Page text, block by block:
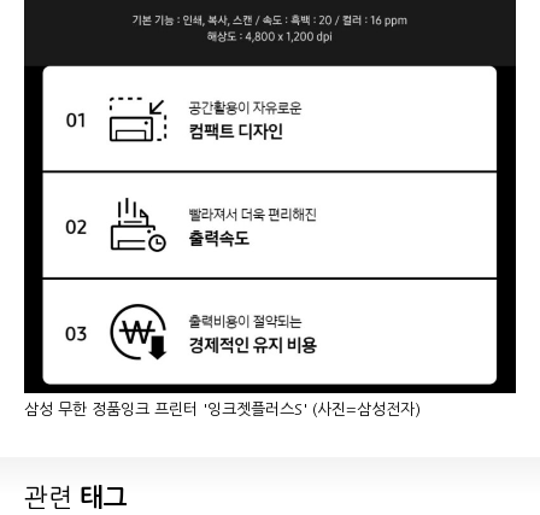
삼성 무한 정품잉크 프린터 '잉크젯플러스S' (사진=삼성전자)
관련 태그